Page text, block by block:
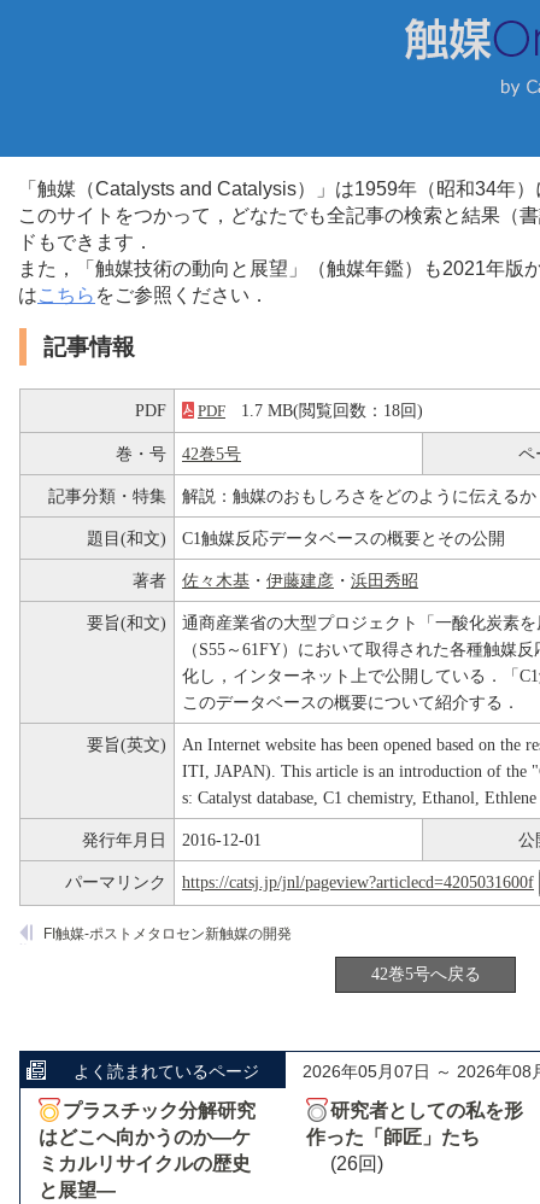
「触媒（Catalysts and Catalysis）」は1959年（昭和34年
このサイトをつかって，どなたでも全記事の検索と結果（
ドもできます．
また，「触媒技術の動向と展望」（触媒年鑑）も2021年
はこちら をご参照ください．
記事情報
PDF PDF 1.7 MB(閲覧回数：18回)
巻・号 42巻5号 ペ
記事分類・特集 解説：触媒のおもしろさをどのように伝えるか
題目(和文) C1触媒反応データベースの概要とその公開
著者 佐々木基 ・ 伊藤建彦 ・ 浜田秀昭
要旨(和文)
通商産業省の大型プロジェクト「一酸化炭素
（S55～61FY）において取得された各種触媒
化し，インターネット上で公開している．「
このデータベースの概要について紹介する．
要旨(英文)
An Internet website has been opened based on the
ITI, JAPAN). This article is an introduction of the
s: Catalyst database, C1 chemistry, Ethanol,
発行年月日 2016-12-01 公
パーマリンク https://catsj.jp/jnl/pageview?articlecd=4205031600f
FI触媒-ポストメタロセン新触媒の開発
42巻5号へ戻る
よく読まれているページ 2026年05月07日 ～ 2026年08
プラスチック分解研究
はどこへ向かうのか―ケ
ミカルリサイクルの歴史
と展望―
研究者としての私を形
作った「師匠」たち
(26回)